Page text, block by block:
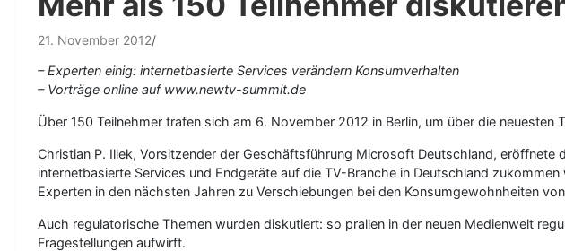
21. November 2012
– Experten einig: internetbasierte Services verändern Konsumverhalten
– Vorträge online auf www.newtv-summit.de
Über 150 Teilnehmer trafen sich am 6. November 2012 in Berlin, um über die
Christian P. Illek, Vorsitzender der Geschäftsführung Microsoft Deutschland,
internetbasierte Services und Endgeräte auf die TV-Branche in Deutschland
Experten in den nächsten Jahren zu Verschiebungen bei den Konsumgewohnheiten
Auch regulatorische Themen wurden diskutiert: so prallen in der neuen Medienwelt
Fragestellungen aufwirft.